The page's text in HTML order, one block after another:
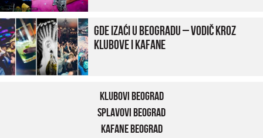
Gde izaći u Beogradu – vodič kroz
klubove i kafane
Klubovi Beograd
Splavovi Beograd
Kafane Beograd